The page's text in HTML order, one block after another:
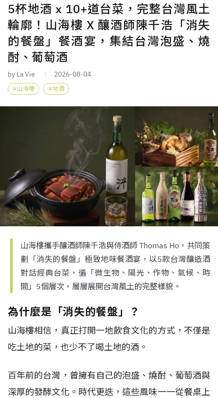
5杯地酒 x 10+道台菜，完整台灣風土
輪廓！山海樓 X 釀酒師陳千浩「消失
的餐盤」餐酒宴，集結台灣泡盛、燒
酎、葡萄酒
by La Vie 2026-08-04
山海樓 地酒
山海樓攜手釀酒師陳千浩與侍酒師 Thomas Ho，共同策
劃「消失的餐盤」極致地味餐酒宴，以5款台灣釀造酒
對話經典台菜，循「微生物、陽光、作物、氣候、時
間」5個層次，層層展開台灣風土的完整樣貌。
為什麼是「消失的餐盤」？
山海樓相信，真正打開一地飲食文化的方式，不僅是
吃土地的菜，也少不了喝土地的酒。
百年前的台灣，曾擁有自己的泡盛、燒酎、葡萄酒與
深厚的發酵文化。時代更迭，這些風味一一從餐桌上